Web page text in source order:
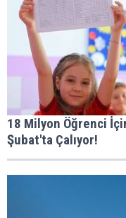
18 Milyon Öğrenci
Şubat'ta Çalıyor!